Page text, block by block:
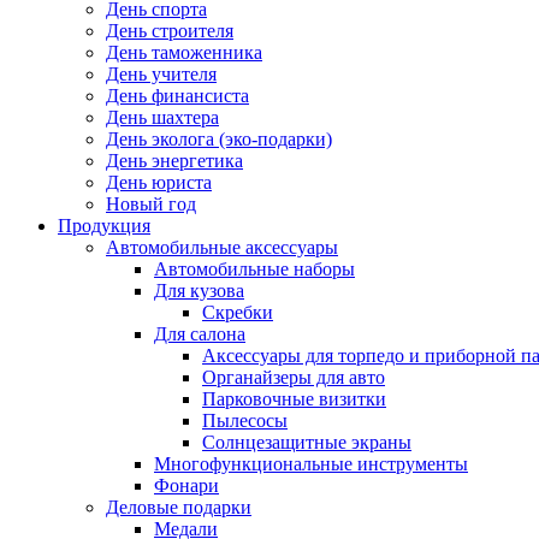
День спорта
День строителя
День таможенника
День учителя
День финансиста
День шахтера
День эколога (эко-подарки)
День энергетика
День юриста
Новый год
Продукция
Автомобильные аксессуары
Автомобильные наборы
Для кузова
Скребки
Для салона
Аксессуары для торпедо и приборной
Органайзеры для авто
Парковочные визитки
Пылесосы
Солнцезащитные экраны
Многофункциональные инструменты
Фонари
Деловые подарки
Медали